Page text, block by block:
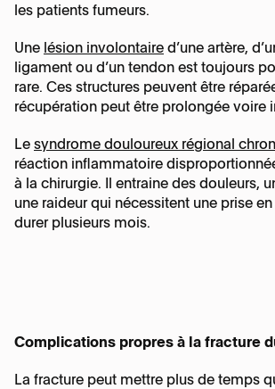
les patients fumeurs.
Une lésion involontaire d’une artère,
ligament ou d’un tendon est toujours
rare. Ces structures peuvent être
récupération peut être prolongée voire
Le syndrome douloureux régional
réaction inflammatoire
à la chirurgie. Il entraine des douleurs,
une raideur qui nécessitent une prise
durer plusieurs mois.
Complications propres à la fracture
La fracture peut mettre plus de temps